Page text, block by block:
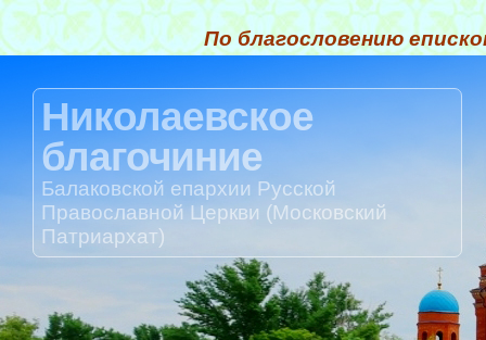
По благословению
Николаевское
благочиние
Балаковской епархии Русской
Православной Церкви (Московский
Патриархат)